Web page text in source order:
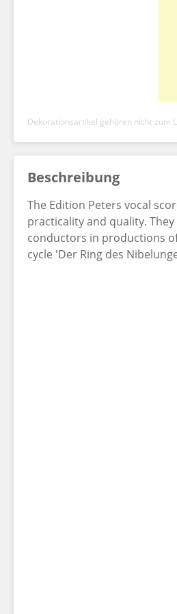
Dekorationsartikel gehören nicht zum
Beschreibung
The Edition Peters vocal
practicality and quality.
conductors in productions
cycle 'Der Ring des